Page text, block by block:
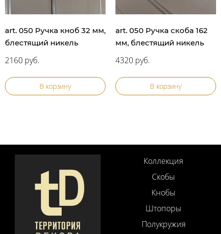
art. 050 Ручка кноб 32 мм,
блестящий никель
2160 руб.
В корзину
art. 050 Ручка скоба 162
мм, блестящий никель
4320 руб.
В корзину
Коллекция
Скобы
Кнобы
Штопоры
Полукружия